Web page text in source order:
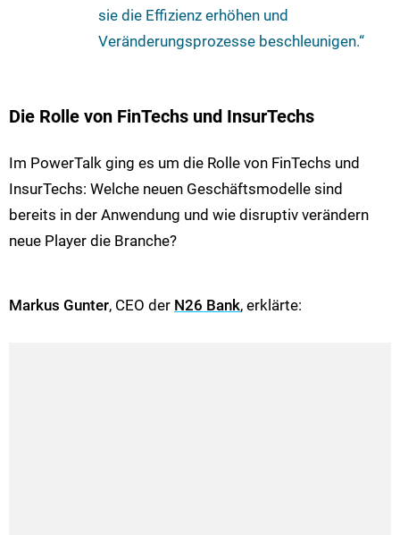
sie die Effizienz erhöhen und
Veränderungsprozesse beschleunigen.“
Die Rolle von FinTechs und InsurTechs
Im PowerTalk ging es um die Rolle von FinTechs und
InsurTechs: Welche neuen Geschäftsmodelle sind
bereits in der Anwendung und wie disruptiv verändern
neue Player die Branche?
Markus Gunter, CEO der N26 Bank, erklärte: